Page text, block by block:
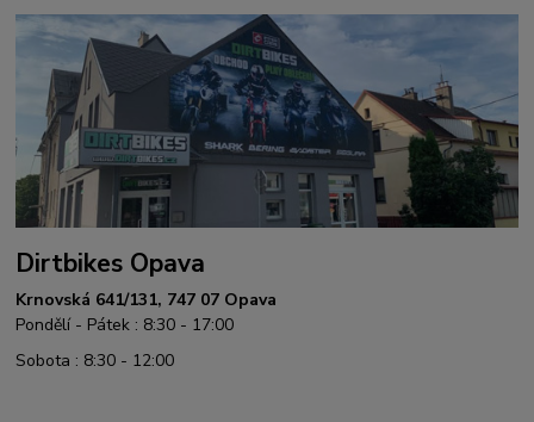
Dirtbikes Opava
Krnovská 641/131, 747 07 Opava
Pondělí - Pátek : 8:30 - 17:00
Sobota : 8:30 - 12:00